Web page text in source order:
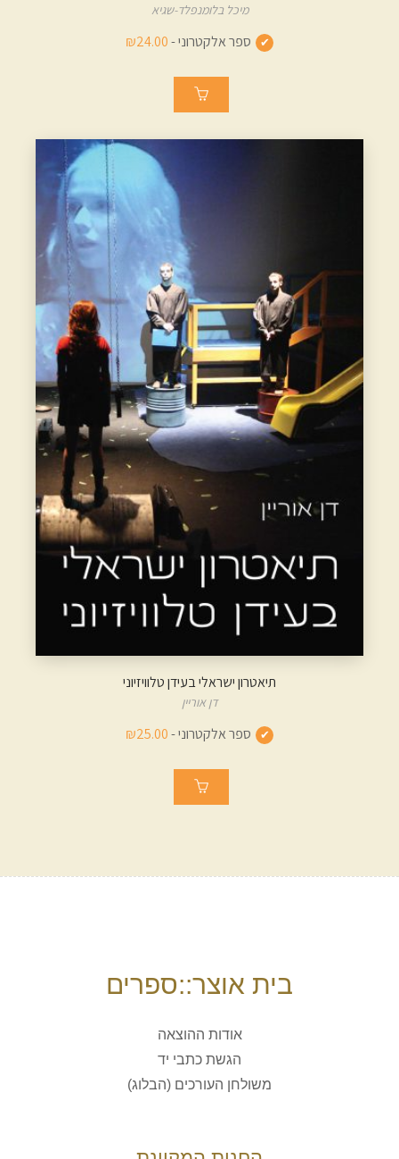
מיכל בלומנפלד-שגיא
ספר אלקטרוני -₪24.00
תיאטרון ישראלי בעידן טלוויזיוני
דן אוריין
ספר אלקטרוני -₪25.00
בית אוצר::ספרים
אודות ההוצאה
הגשת כתבי יד
משולחן העורכים (הבלוג)